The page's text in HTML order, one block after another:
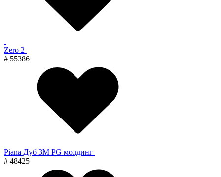
Zero 2
# 55386
Piana Дуб 3M PG молдинг
# 48425